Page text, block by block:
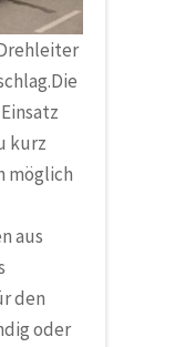
.Die
kurz
möglich
aus
den
oder